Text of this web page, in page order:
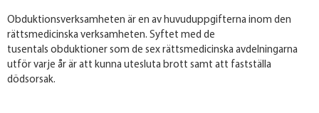
Obduktionsverksamheten är en av huvuduppgifterna inom den
rättsmedicinska verksamheten. Syftet med de
tusentals obduktioner som de sex rättsmedicinska avdelningarna
utför varje år är att kunna utesluta brott samt att fastställa
dödsorsak.